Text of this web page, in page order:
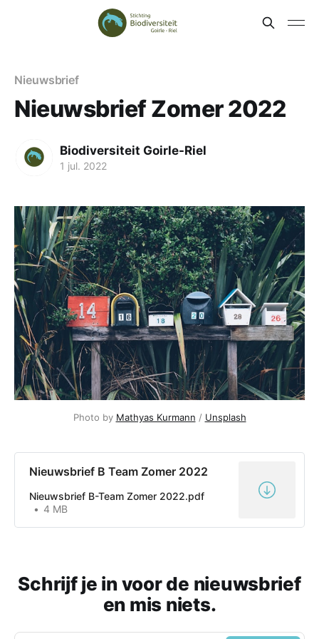
Nieuwsbrief
Nieuwsbrief Zomer 2022
Biodiversiteit Goirle-Riel
1 jul. 2022
Photo by Mathyas Kurmann / Unsplash
Nieuwsbrief B Team Zomer 2022
Nieuwsbrief B-Team Zomer 2022.pdf
4 MB
Schrijf je in voor de nieuwsbrief
en mis niets.